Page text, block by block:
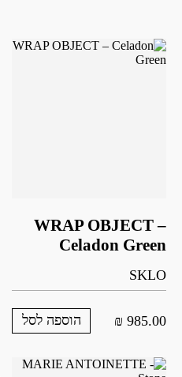
WRAP OBJECT –
Celadon Green
SKLO
985.00
₪ הוספה לסל